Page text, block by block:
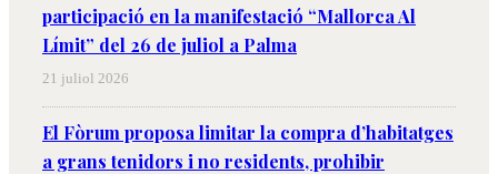
participació en la manifestació “Mallorca Al
Límit” del 26 de juliol a Palma
21 juliol 2026
El Fòrum proposa limitar la compra d’habitatges
a grans tenidors i no residents, prohibir